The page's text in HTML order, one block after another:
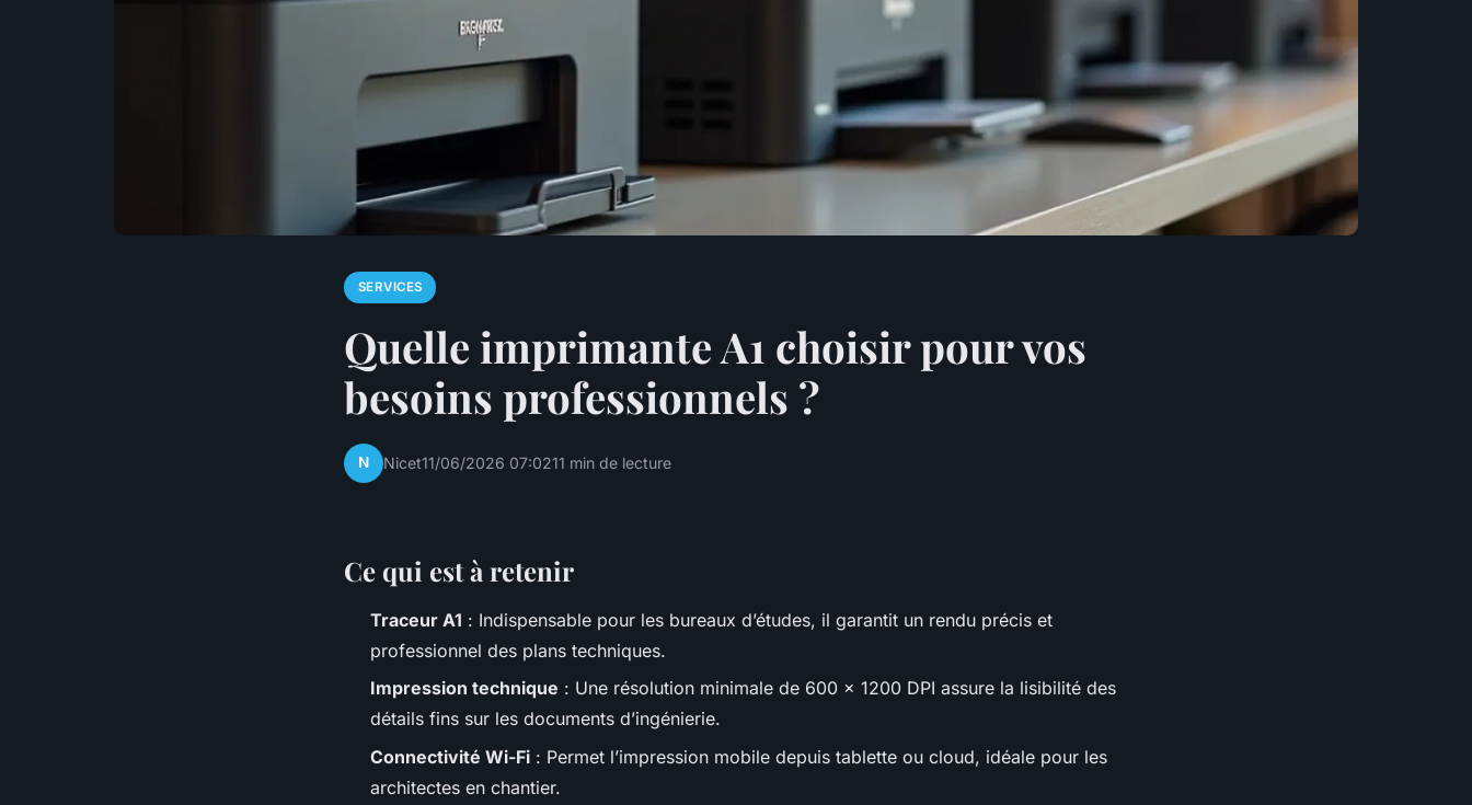
SERVICES
Quelle imprimante A1 choisir pour vos
besoins professionnels ?
N Nicet11/06/2026 07:0211 min de lecture
Ce qui est à retenir
Traceur A1 : Indispensable pour les bureaux d’études, il garantit un rendu précis et
professionnel des plans techniques.
Impression technique : Une résolution minimale de 600 x 1200 DPI assure la lisibilité des
détails fins sur les documents d’ingénierie.
Connectivité Wi-Fi : Permet l’impression mobile depuis tablette ou cloud, idéale pour les
architectes en chantier.